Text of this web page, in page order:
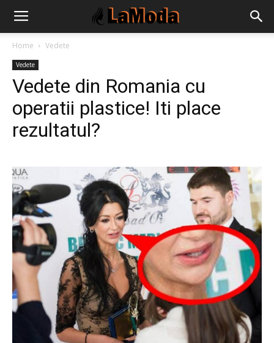
Home Vedete
Vedete
Vedete din Romania cu
operatii plastice! Iti place
rezultatul?